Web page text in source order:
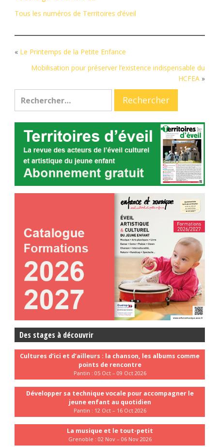
Tous les numéros de Territoires d’éveil
« Le Printemps de la Petite Enfance
Mobilisation pour préserver l’existence indispensable du
HCFEA »
Des stages à découvrir
Cultures d’ici et d’ailleurs : la chanson, les albums comme
points de rencontre
Pantin : 05 Oct – 09 Oct 2026
Développer sa technique vocale pour accompagner le
jeune enfant au quotidien
Pantin : 12 Oct – 16 Oct 2026
La musique et le tout-petit
Grenoble : 02 Nov – 06 Nov 2026